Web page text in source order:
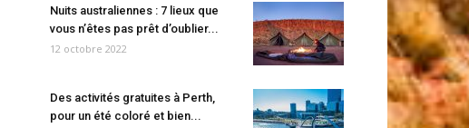
Nuits australiennes : 7 lieux que
vous n’êtes pas prêt d’oublier...
12 octobre 2022
Des activités gratuites à Perth,
pour un été coloré et bien...